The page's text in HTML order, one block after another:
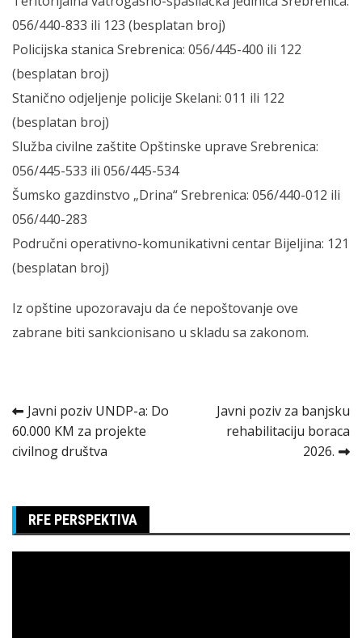
056/440-833 ili 123 (besplatan broj)
Policijska stanica Srebrenica: 056/445-400 ili 122
(besplatan broj)
Stanično odjeljenje policije Skelani: 011 ili 122
(besplatan broj)
Služba civilne zaštite Opštinske uprave Srebrenica:
056/445-533 ili 056/445-534
Šumsko gazdinstvo „Drina“ Srebrenica: 056/440-012 ili
056/440-283
Područni operativno-komunikativni centar Bijeljina: 121
(besplatan broj)
Iz opštine upozoravaju da će nepoštovanje ove
zabrane biti sankcionisano u skladu sa zakonom.
Kretanje
članka
Javni poziv UNDP-a: Do
60.000 KM za projekte
civilnog društva
Javni poziv za banjsku
rehabilitaciju boraca
2026.
RFE PERSPEKTIVA